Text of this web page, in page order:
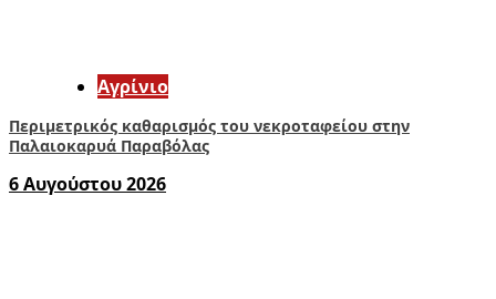
Aγρίνιο
Περιμετρικός καθαρισμός του νεκροταφείου στην
Παλαιοκαρυά Παραβόλας
6 Αυγούστου 2026